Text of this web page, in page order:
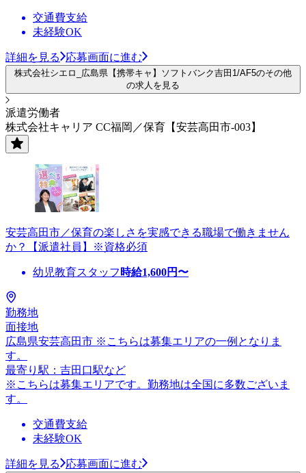
交通費支給
未経験OK
詳細を見る 応募画面に進む
株式会社シエロ_広島県【携帯キャ】ソフトバンク吉田1/AF5のその他
の求人を見る
派遣労働者
株式会社キャリア CC福岡／保育【安芸高田市-003】
安芸高田市／保育の楽しさを実感できる職場で働きません
か？【派遣社員】※資格必須
幼児教育スタッフ 時給1,600円〜
勤務地
面接地
広島県安芸高田市 ※こちらは募集エリアの一例となりま
す。
最寄り駅：吉田口駅など
※こちらは募集エリアです。勤務地は全国に多数ございま
す。
交通費支給
未経験OK
詳細を見る 応募画面に進む